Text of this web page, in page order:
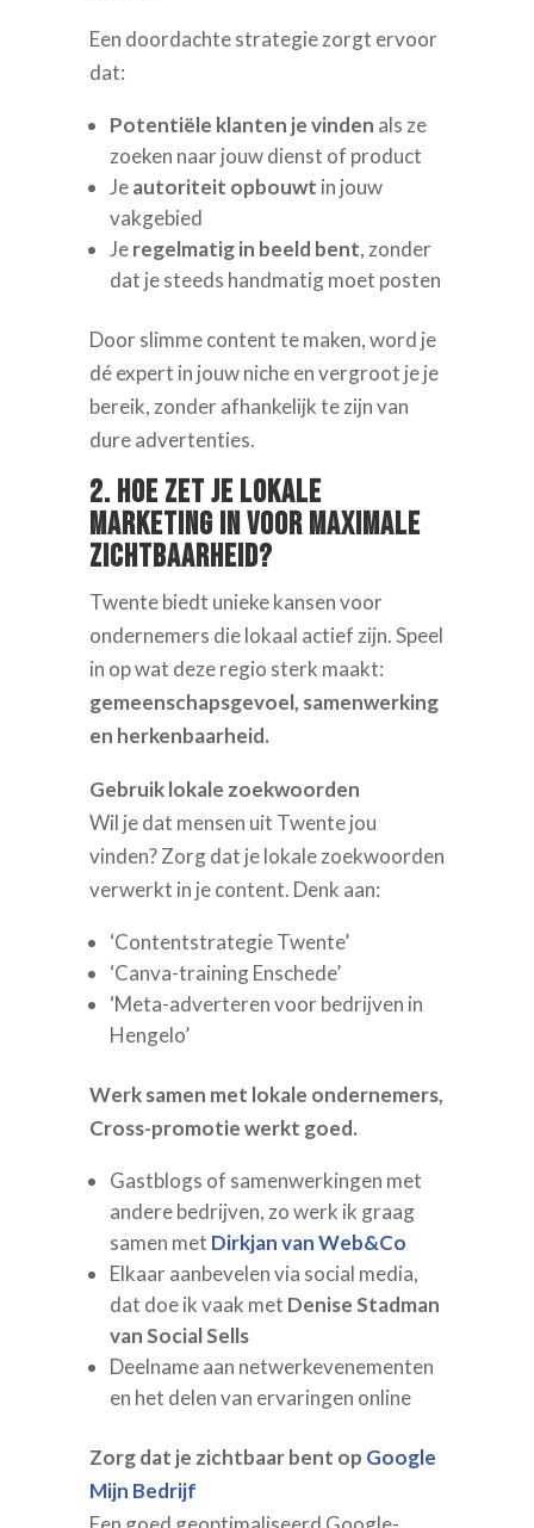
Een doordachte strategie zorgt ervoor
dat:
Potentiële klanten je vinden als ze
zoeken naar jouw dienst of product
Jeautoriteit opbouwt in jouw
vakgebied
Jeregelmatig in beeld bent, zonder
dat je steeds handmatig moet posten
Door slimme content te maken, word je
dé expert in jouw niche en vergroot je je
bereik, zonder afhankelijk te zijn van
dure advertenties.
2. Hoe zet je lokale
marketing in voor maximale
zichtbaarheid?
Twente biedt unieke kansen voor
ondernemers die lokaal actief zijn. Speel
in op wat deze regio sterk maakt:
gemeenschapsgevoel, samenwerking
en herkenbaarheid.
Gebruik lokale zoekwoorden
Wil je dat mensen uit Twente jou
vinden? Zorg dat je lokale zoekwoorden
verwerkt in je content. Denk aan:
‘Contentstrategie Twente’
‘Canva-training Enschede’
‘Meta-adverteren voor bedrijven in
Hengelo’
Werk samen met lokale ondernemers,
Cross-promotie werkt goed.
Gastblogs of samenwerkingen met
andere bedrijven, zo werk ik graag
samen met Dirkjan van Web&Co
Elkaar aanbevelen via social media,
dat doe ik vaak met Denise Stadman
van Social Sells
Deelname aan netwerkevenementen
en het delen van ervaringen online
Zorg dat je zichtbaar bent op Google
Mijn Bedrijf